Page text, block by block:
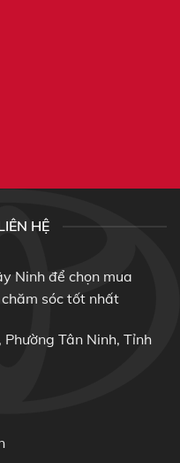
HỆ
Ninh để chọn mua
sóc tốt nhất
Tân Ninh, Tỉnh